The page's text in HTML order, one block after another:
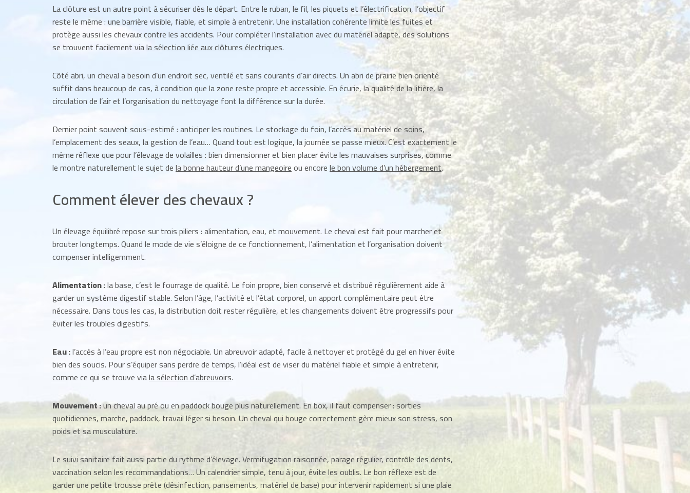
La clôture est un autre point à sécuriser dès le départ. Entre le ruban, le fil, les piquets et l’électrification, l’objectif
reste le même : une barrière visible, fiable, et simple à entretenir. Une installation cohérente limite les fuites et
protège aussi les chevaux contre les accidents. Pour compléter l’installation avec du matériel adapté, des solutions
se trouvent facilement viala sélection liée aux clôtures électriques.
Côté abri, un cheval a besoin d’un endroit sec, ventilé et sans courants d’air directs. Un abri de prairie bien orienté
suffit dans beaucoup de cas, à condition que la zone reste propre et accessible. En écurie, la qualité de la litière, la
circulation de l’air et l’organisation du nettoyage font la différence sur la durée.
Dernier point souvent sous-estimé : anticiper les routines. Le stockage du foin, l’accès au matériel de soins,
l’emplacement des seaux, la gestion de l’eau… Quand tout est logique, la journée se passe mieux. C’est exactement le
même réflexe que pour l’élevage de volailles : bien dimensionner et bien placer évite les mauvaises surprises, comme
le montre naturellement le sujet dela bonne hauteur d’une mangeoireou encorele bon volume d’un hébergement.
Comment élever des chevaux ?
Un élevage équilibré repose sur trois piliers : alimentation, eau, et mouvement. Le cheval est fait pour marcher et
brouter longtemps. Quand le mode de vie s’éloigne de ce fonctionnement, l’alimentation et l’organisation doivent
compenser intelligemment.
Alimentation :la base, c’est le fourrage de qualité. Le foin propre, bien conservé et distribué régulièrement aide à
garder un système digestif stable. Selon l’âge, l’activité et l’état corporel, un apport complémentaire peut être
nécessaire. Dans tous les cas, la distribution doit rester régulière, et les changements doivent être progressifs pour
éviter les troubles digestifs.
Eau :l’accès à l’eau propre est non négociable. Un abreuvoir adapté, facile à nettoyer et protégé du gel en hiver évite
bien des soucis. Pour s’équiper sans perdre de temps, l’idéal est de viser du matériel fiable et simple à entretenir,
comme ce qui se trouve viala sélection d’abreuvoirs.
Mouvement :un cheval au pré ou en paddock bouge plus naturellement. En box, il faut compenser : sorties
quotidiennes, marche, paddock, travail léger si besoin. Un cheval qui bouge correctement gère mieux son stress, son
poids et sa musculature.
Le suivi sanitaire fait aussi partie du rythme d’élevage. Vermifugation raisonnée, parage régulier, contrôle des dents,
vaccination selon les recommandations… Un calendrier simple, tenu à jour, évite les oublis. Le bon réflexe est de
garder une petite trousse prête (désinfection, pansements, matériel de base) pour intervenir rapidement si une plaie